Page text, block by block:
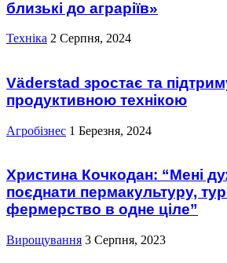
близькі до аграріїв»
Техніка 2 Серпня, 2024
Väderstad зростає та
продуктивною технікою
Агробізнес 1 Березня, 2024
Христина Кочкодан: “Мені
поєднати пермакультуру,
фермерство в одне ціле”
Вирощування 3 Серпня, 2023